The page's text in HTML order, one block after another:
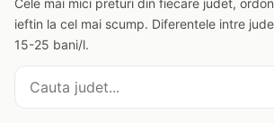
Cele mai mici preturi din fiecare judet,
ieftin la cel mai scump. Diferentele intre
15-25 bani/l.
Cauta judet